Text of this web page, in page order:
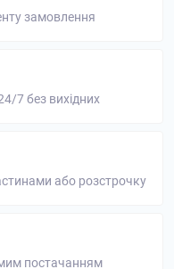
замовлення
7 без вихідних
або розстрочку
постачанням